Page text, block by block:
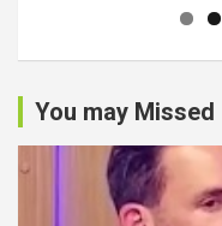
You may Missed